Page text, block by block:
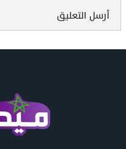
أرسل التعليق